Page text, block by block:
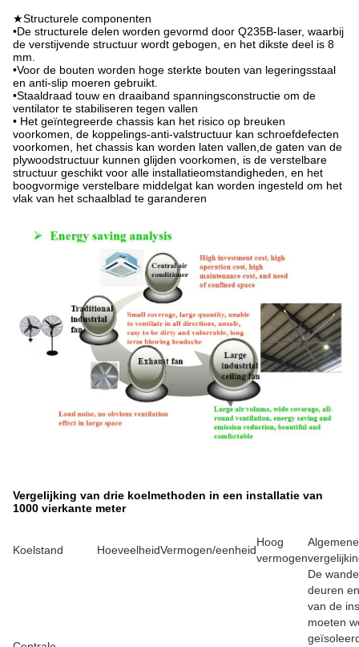
★Structurele componenten
•De structurele delen worden gevormd door Q235B-laser, waarbij
de verstijvende structuur wordt gebogen, en het dikste deel is 8
mm.
•Voor de bouten worden hoge sterkte bouten van legeringsstaal
en anti-slip moeren gebruikt.
•Staaldraad touw en draaiband spanningsconstructie om de
ventilator te stabiliseren tegen vallen
• Het geïntegreerde chassis kan het risico op breuken
voorkomen, de koppelings-anti-valstructuur kan schroefdefecten
voorkomen, het chassis kan worden laten vallen,de gaten van de
plywoodstructuur kunnen glijden voorkomen, is de verstelbare
structuur geschikt voor alle installatieomstandigheden, en het
boogvormige verstelbare middelgat kan worden ingesteld om het
vlak van het schaalblad te garanderen
Vergelijking van drie koelmethoden in een installatie van
1000 vierkante meter
Koelstand HoeveelheidVermogen/eenheid
Hoog
vermogen
Algemene
De
deuren
van de
moeten